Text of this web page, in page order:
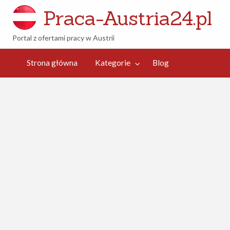
Praca-Austria24.pl
Portal z ofertami pracy w Austrii
Strona główna Kategorie Blog